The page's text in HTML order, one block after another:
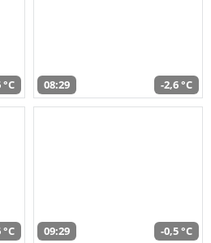
08:29 -2,6 °C
09:29 -0,5 °C